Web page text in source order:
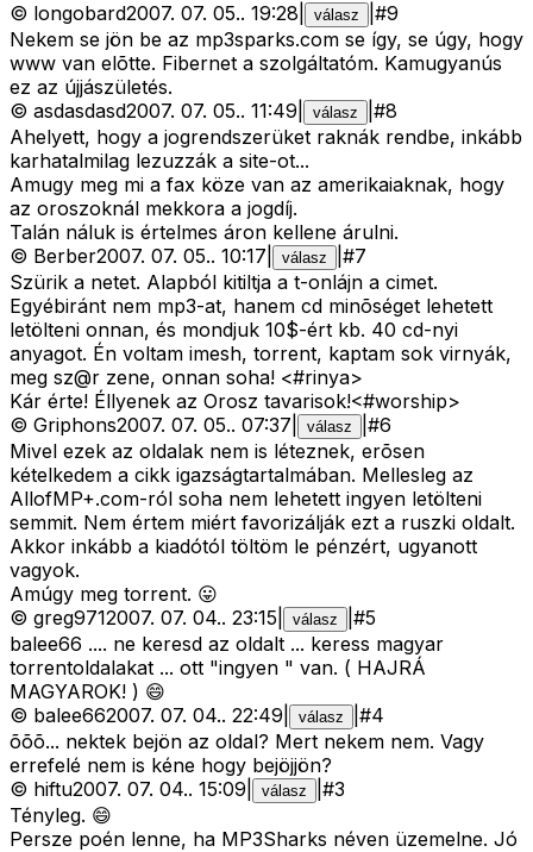
© longobard2007. 07. 05.. 19:28 válasz #9
Nekem se jön be az mp3sparks.com se így, se úgy, hogy
www van elõtte. Fibernet a szolgáltatóm. Kamugyanús
ez az újjászületés.
© asdasdasd2007. 07. 05.. 11:49 válasz #8
Ahelyett, hogy a jogrendszerüket raknák rendbe, inkább
karhatalmilag lezuzzák a site-ot...
Amugy meg mi a fax köze van az amerikaiaknak, hogy
az oroszoknál mekkora a jogdíj.
Talán náluk is értelmes áron kellene árulni.
© Berber2007. 07. 05.. 10:17 válasz #7
Szürik a netet. Alapból kitiltja a t-onlájn a cimet.
Egyébiránt nem mp3-at, hanem cd minõséget lehetett
letölteni onnan, és mondjuk 10$-ért kb. 40 cd-nyi
anyagot. Én voltam imesh, torrent, kaptam sok virnyák,
meg sz@r zene, onnan soha! <#rinya>
Kár érte! Éllyenek az Orosz tavarisok!<#worship>
© Griphons2007. 07. 05.. 07:37 válasz #6
Mivel ezek az oldalak nem is léteznek, erõsen
kételkedem a cikk igazságtartalmában. Mellesleg az
AllofMP+.com-ról soha nem lehetett ingyen letölteni
semmit. Nem értem miért favorizálják ezt a ruszki oldalt.
Akkor inkább a kiadótól töltöm le pénzért, ugyanott
vagyok.
Amúgy meg torrent. 😛
© greg9712007. 07. 04.. 23:15 válasz #5
balee66 .... ne keresd az oldalt ... keress magyar
torrentoldalakat ... ott "ingyen " van. ( HAJRÁ
MAGYAROK! ) 😄
© balee662007. 07. 04.. 22:49 válasz #4
õõõ... nektek bejön az oldal? Mert nekem nem. Vagy
errefelé nem is kéne hogy bejöjjön?
© hiftu2007. 07. 04.. 15:09 válasz #3
Tényleg. 😄
Persze poén lenne, ha MP3Sharks néven üzemelne. Jó